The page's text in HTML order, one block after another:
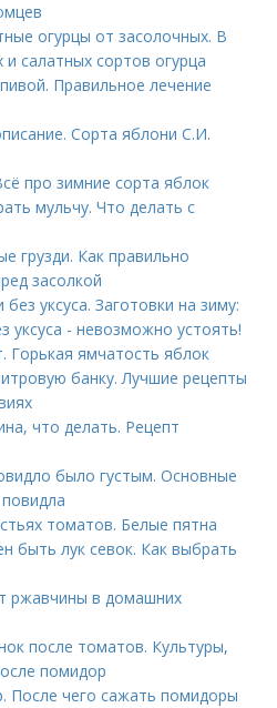
огурцы от засолочных. В
салатных сортов огурца
Правильное лечение
Сорта яблони С.И.
про зимние сорта яблок
мульчу. Что делать с
грузди. Как правильно
засолкой
уксуса. Заготовки на зиму:
- невозможно устоять!
Горькая ямчатость яблок
банку. Лучшие рецепты
что делать. Рецепт
было густым. Основные
томатов. Белые пятна
быть лук севок. Как выбрать
ржавчины в домашних
после томатов. Культуры,
помидор
После чего сажать помидоры